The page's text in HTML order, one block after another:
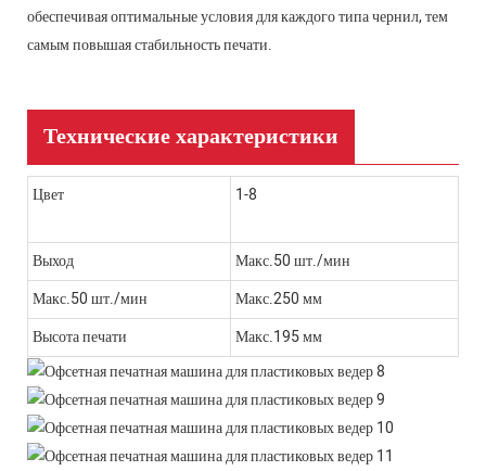
обеспечивая оптимальные условия для каждого типа чернил, тем
самым повышая стабильность печати.
Технические характеристики
Цвет 1-8
Выход
Макс.50 шт./мин
Макс.50 шт./мин
Макс.250 мм
Высота печати
Макс.195 мм